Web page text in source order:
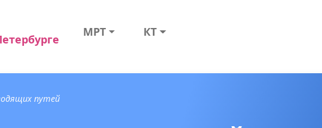
МРТ КТ
путей